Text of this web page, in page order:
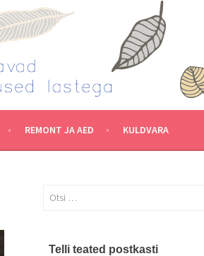
REMONT JA AED KULDVARA
Otsi:
Telli teated postkasti